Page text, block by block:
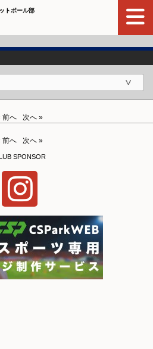
トボール部
前へ 次へ »
前へ 次へ »
SPONSOR